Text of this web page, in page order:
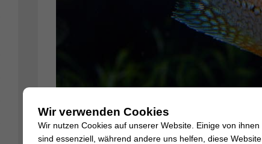
Wir verwenden Cookies
Wir nutzen Cookies auf unserer Website. Einige von ihnen
sind essenziell, während andere uns helfen, diese Website